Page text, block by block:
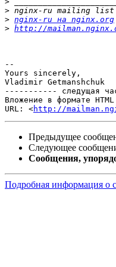
>
> nginx-ru на nginx.org
> http://
--
Yours sincerely,
Vladimir Getmanshchuk
----------- следущая
Вложение в формате
URL: <http://
Предыдущее
Следующее
Сообщения,
Подробная информация о